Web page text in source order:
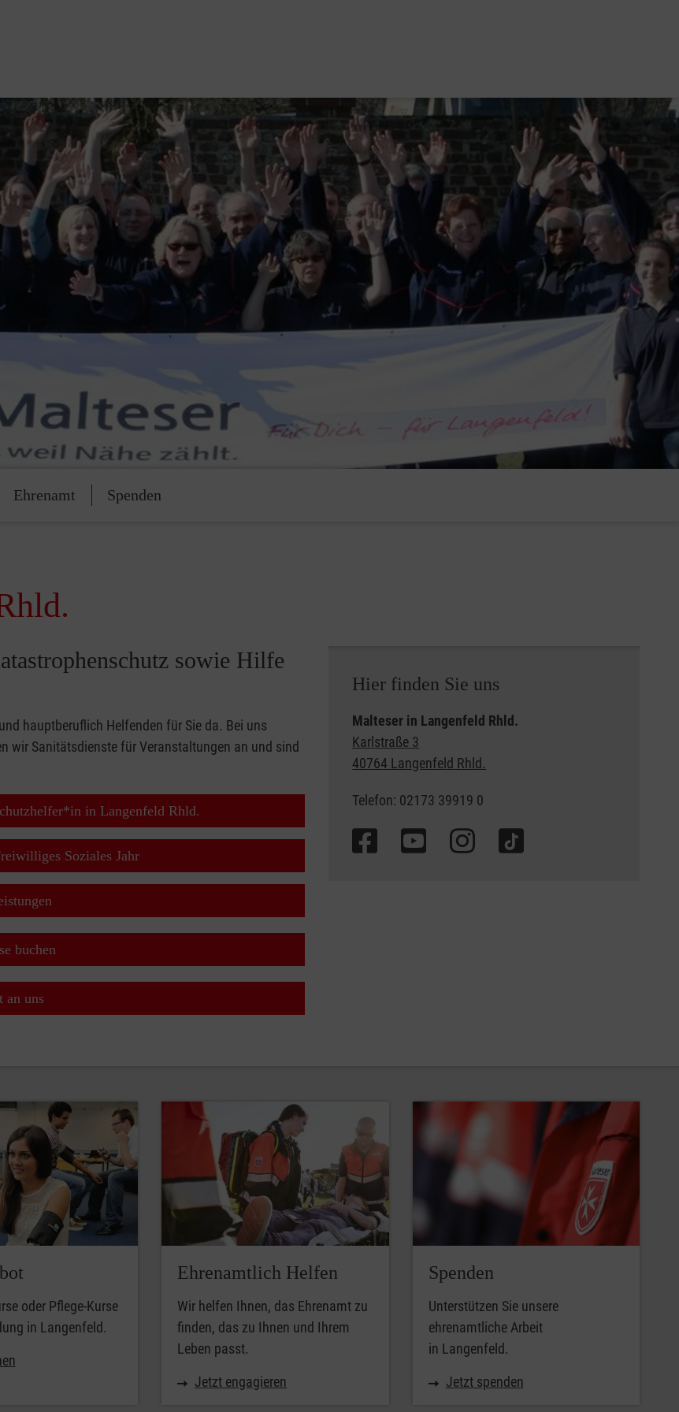
Ehrenamt Spenden
sowie Hilfe
hauptberuflich Helfenden für Sie da. Bei uns
wir Sanitätsdienste für Veranstaltungen an und sind
in Langenfeld Rhld.
Soziales Jahr
buchen
an uns
Hier finden Sie uns
Malteser in Langenfeld Rhld.
Karlstraße 3
40764 Langenfeld Rhld.
Telefon: 02173 39919 0
oder Pflege-Kurse
in Langenfeld.
Ehrenamtlich Helfen
Wir helfen Ihnen, das Ehrenamt zu
finden, das zu Ihnen und Ihrem
Leben passt.
Jetzt engagieren
Spenden
Unterstützen Sie unsere
ehrenamtliche Arbeit
in Langenfeld.
Jetzt spenden